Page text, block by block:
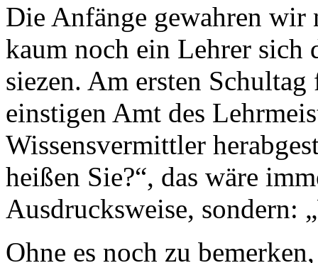
Die Anfänge gewahren
kaum noch ein Lehrer
siezen. Am ersten
einstigen Amt des
Wissensvermittler
heißen Sie?“, das wäre
Ausdrucksweise, sondern:
Ohne es noch zu